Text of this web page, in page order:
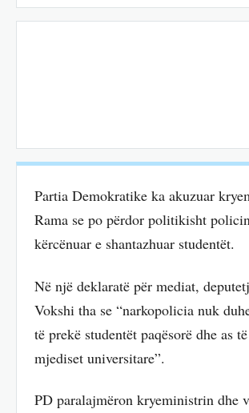
Partia Demokratike ka akuzuar
Rama se po përdor politikisht
kërcënuar e shantazhuar studentët.
Në një deklaratë për mediat,
Vokshi tha se “narkopolicia nuk
të prekë studentët paqësorë dhe as
mjediset universitare”.
PD paralajmëron kryeministrin dhe